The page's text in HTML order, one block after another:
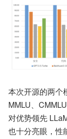
本次开源的两个
MMLU、
对优势领先
也十分亮眼，性